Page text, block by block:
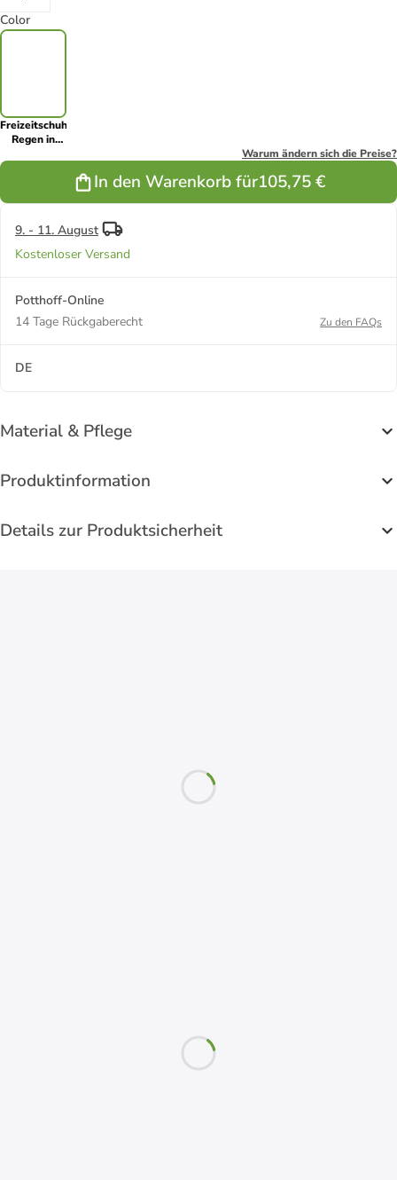
Color
Freizeitschuhe
Regen in
Warum ändern sich die Preise?
In den Warenkorb für105,75 €
9. - 11. August
Kostenloser Versand
Potthoff-Online
14 Tage Rückgaberecht
Zu den FAQs
DE
Material & Pflege
Produktinformation
Details zur Produktsicherheit